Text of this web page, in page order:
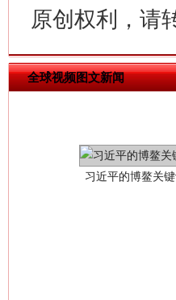
原创权利，请
全球视频图文新闻习近平的博鳌关